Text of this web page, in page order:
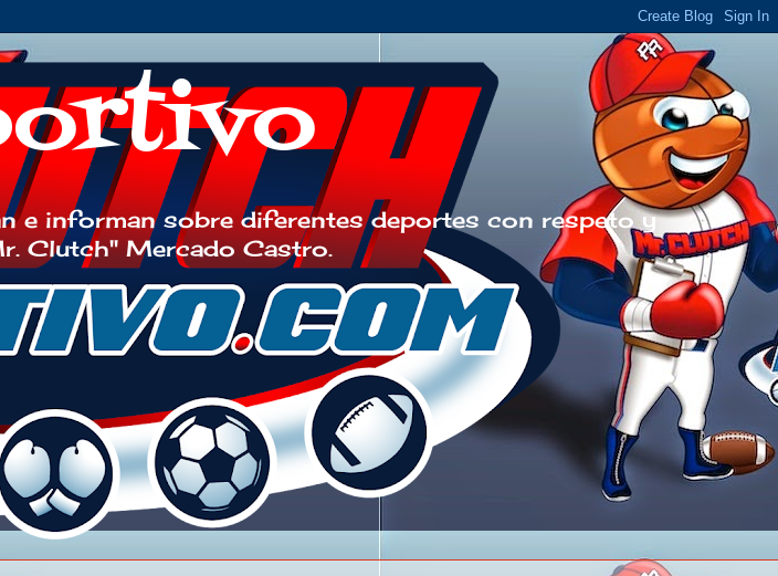
e informan sobre diferentes deportes con respeto y
Clutch" Mercado Castro.